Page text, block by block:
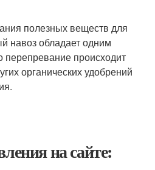
полезных веществ для
навоз обладает одним
происходит
органических удобрений
на сайте: